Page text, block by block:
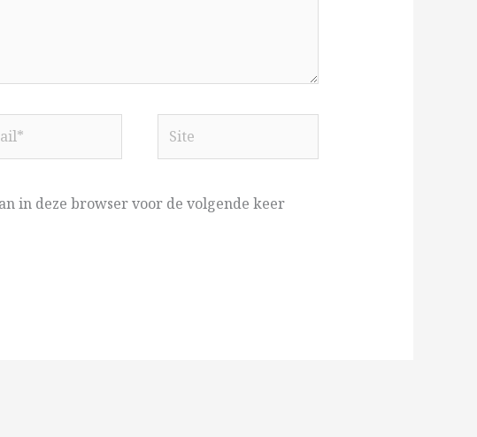
in deze browser voor de volgende keer